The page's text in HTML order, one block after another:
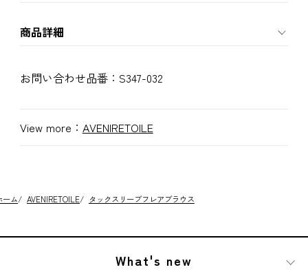
商品詳細
お問い合わせ品番： S347-032
View more： AVENIRETOILE
ーム/ AVENIRETOILE/ タックスリーブフレアブラウス
What's new